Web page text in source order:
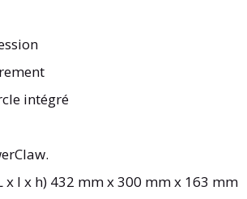
intégré
x l x h) 432 mm x 300 mm x 163 mm